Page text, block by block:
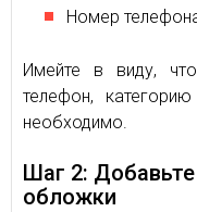
Номер
Имейте в виду,
телефон,
необходимо.
Шаг 2:
обложки